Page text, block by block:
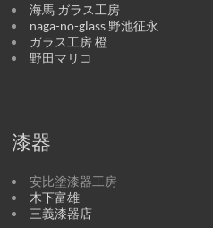
海馬 ガラス工房
naga-no-glass 野池征永
ガラス工房 橙
野田マリコ
漆器
安比塗漆器工房
木下富雄
三義漆器店